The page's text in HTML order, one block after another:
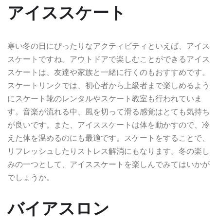
アイススケート
寒い冬の日にぴったりなアクティビティといえば、アイス
スケートですね。アウトドアで楽しむことができるアイス
スケートは、友達や家族と一緒に行くのもおすすめです。
スケートリンクでは、初心者から上級者まで楽しめるよう
にスケート靴のレンタルやスケート教室も行われていま
す。音楽が流れる中、風を切って滑る感覚はとても気持ち
が良いです。また、アイススケートは体を動かすので、冷
えた体を温めるのにも最適です。スケートをすることで、
リフレッシュしたりストレス解消にもなります。冬の楽し
みの一つとして、アイススケートを楽しんでみてはいかが
でしょうか。
バイアスロン